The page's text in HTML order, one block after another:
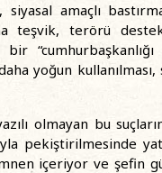
siyasal amaçlı
teşvik, terörü
yoğun
olmayan bu
pekiştirilmesinde
içeriyor ve şefin